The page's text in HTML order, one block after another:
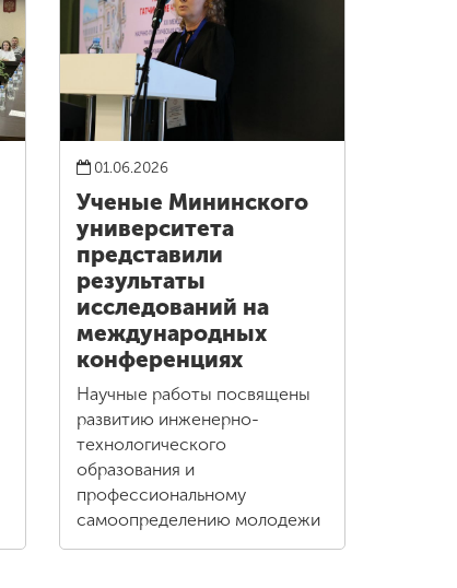
01.06.2026
Ученые Мининского
университета
представили
результаты
исследований на
международных
конференциях
Научные работы посвящены
развитию инженерно-
технологического
образования и
профессиональному
самоопределению молодежи